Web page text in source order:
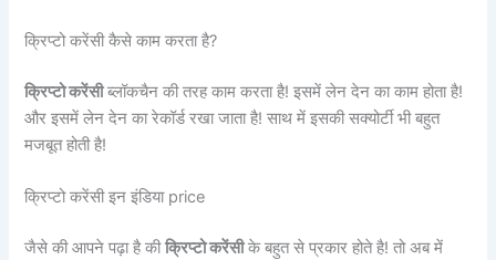
क्रिप्टो करेंसी कैसे काम करता है?
क्रिप्टो करेंसीब्लॉकचैन की तरह काम करता है! इसमें लेन देन का काम होता है!
और इसमें लेन देन का रेकॉर्ड रखा जाता है! साथ में इसकी सक्योर्टी भी बहुत
मजबूत होती है!
क्रिप्टो करेंसी इन इंडिया price
जैसे की आपने पढ़ा है कीक्रिप्टो करेंसीके बहुत से प्रकार होते है! तो अब में